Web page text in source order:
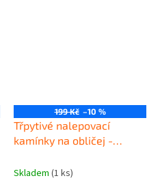
199 Kč –10 %
Třpytivé nalepovací
kamínky na obličej -
Skladem (1 ks)